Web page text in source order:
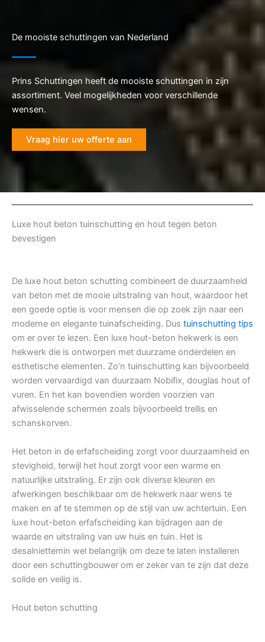
De mooiste schuttingen van Nederland
Prins Schuttingen heeft de mooiste schuttingen in zijn
assortiment. Veel mogelijkheden voor verschillende
wensen.
Vraag hier uw offerte aan
Luxe hout beton tuinschutting en hout tegen beton
bevestigen
De luxe hout beton schutting combineert de duurzaamheid
van beton met de mooie uitstraling van hout, waardoor het
een goede optie is voor mensen die op zoek zijn naar een
moderne en elegante tuinafscheiding. Dus tuinschutting tips
om er over te lezen. Een luxe hout-beton hekwerk is een
hekwerk die is ontworpen met duurzame onderdelen en
esthetische elementen. Zo’n tuinschutting kan bijvoorbeeld
worden vervaardigd van duurzaam Nobifix, douglas hout of
vuren. En het kan bovendien worden voorzien van
afwisselende schermen zoals bijvoorbeeld trellis en
schanskorven.
Het beton in de erfafscheiding zorgt voor duurzaamheid en
stevigheid, terwijl het hout zorgt voor een warme en
natuurlijke uitstraling. Er zijn ook diverse kleuren en
afwerkingen beschikbaar om de hekwerk naar wens te
maken en af te stemmen op de stijl van uw achtertuin. Een
luxe hout-beton erfafscheiding kan bijdragen aan de
waarde en uitstraling van uw huis en tuin. Het is
desalniettemin wel belangrijk om deze te laten installeren
door een schuttingbouwer om er zeker van te zijn dat deze
solide en veilig is.
Hout beton schutting